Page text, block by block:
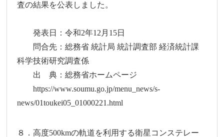
査の結果を公表しました。
発表日：令和2年12月15日
問合先：総務省 統計局 統計調査部 経済統計課
科学技術研究調査係
出 典：総務省ホームページ
https://www.soumu.go.jp/menu_news/s-
news/01toukei05_01000221.html
８．高度500kmの軌道を利用する衛星コンステレー